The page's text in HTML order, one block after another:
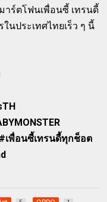
าร์ตโฟนเพื่อนซี้ เทรนดี้
นประเทศไทยเร็ว ๆ นี้
เพื่อนซี้เทรนดี้ทุกช็อต